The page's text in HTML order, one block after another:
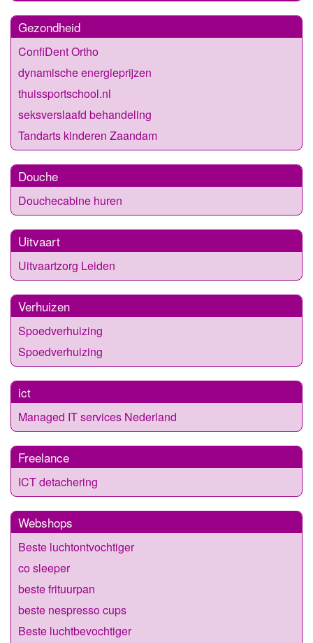
Gezondheid
ConfiDent Ortho
dynamische energieprijzen
thuissportschool.nl
seksverslaafd behandeling
Tandarts kinderen Zaandam
Douche
Douchecabine huren
Uitvaart
Uitvaartzorg Leiden
Verhuizen
Spoedverhuizing
Spoedverhuizing
ict
Managed IT services Nederland
Freelance
ICT detachering
Webshops
Beste luchtontvochtiger
co sleeper
beste frituurpan
beste nespresso cups
Beste luchtbevochtiger